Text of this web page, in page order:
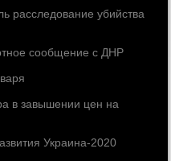
расследование убийства
сообщение с ДНР
в завышении цен на
Украина-2020